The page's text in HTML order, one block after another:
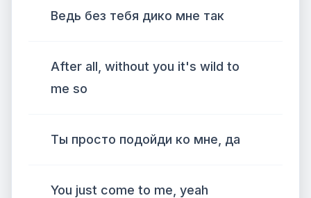
Ведь без тебя дико мне так
After all, without you it's wild to
me so
Ты просто подойди ко мне, да
You just come to me, yeah